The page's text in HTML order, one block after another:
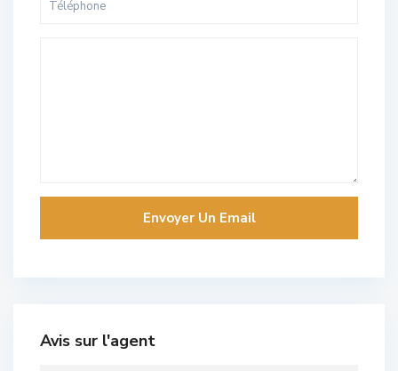
Avis sur l'agent